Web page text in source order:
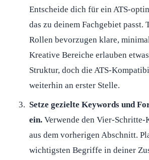
Entscheide dich für ein ATS-
das zu deinem Fachgebiet passt.
Rollen bevorzugen klare,
Kreative Bereiche erlauben
Struktur, doch die ATS-
weiterhin an erster Stelle.
Setze gezielte Keywords und
ein.Verwende den Vier-Schritte-
aus dem vorherigen Abschnitt.
wichtigsten Begriffe in deiner